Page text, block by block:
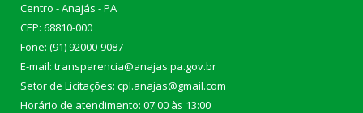
Centro - Anajás - PA
CEP: 68810-000
Fone: (91) 92000-9087
E-mail: transparencia@anajas.pa.gov.br
Setor de Licitações: cpl.anajas@gmail.com
Horário de atendimento: 07:00 às 13:00